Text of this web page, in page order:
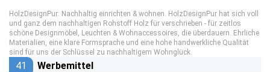
HolzDesignPur: Nachhaltig einrichten & wohnen. HolzDesignPur hat sich voll
und ganz dem nachhaltigen Rohstoff Holz für verschrieben - für zeitlos
schöne Designmöbel, Leuchten & Wohnaccessoires, die überdauern. Ehrliche
Materialien, eine klare Formsprache und eine hohe handwerkliche Qualität
sind für uns der Schlüssel zu nachhaltigem Wohnglück.
41 Werbemittel